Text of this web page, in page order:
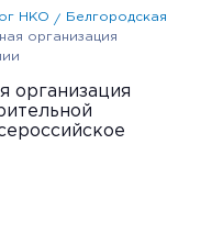
НКО
Белгородская
организация
организация